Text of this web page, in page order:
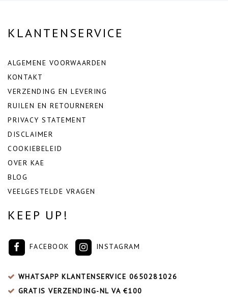
KLANTENSERVICE
ALGEMENE VOORWAARDEN
KONTAKT
VERZENDING EN LEVERING
RUILEN EN RETOURNEREN
PRIVACY STATEMENT
DISCLAIMER
COOKIEBELEID
OVER KAE
BLOG
VEELGESTELDE VRAGEN
KEEP UP!
FACEBOOK INSTAGRAM
WHATSAPP KLANTENSERVICE 0650281026
GRATIS VERZENDING-NL VA €100